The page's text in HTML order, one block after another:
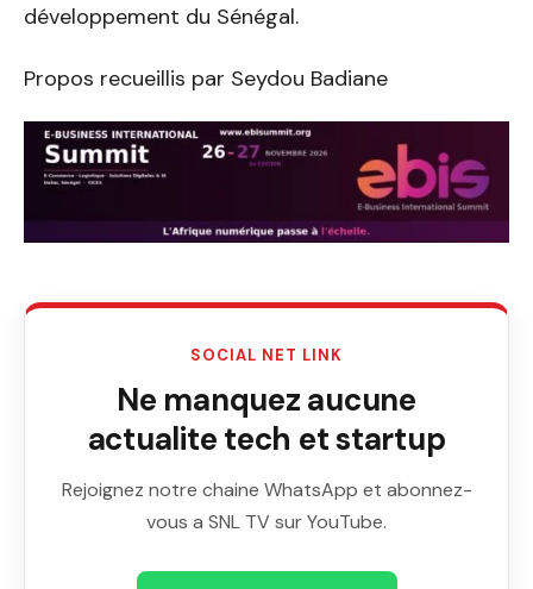
développement du Sénégal.
Propos recueillis par Seydou Badiane
SOCIAL NET LINK
Ne manquez aucune
actualite tech et startup
Rejoignez notre chaine WhatsApp et abonnez-
vous a SNL TV sur YouTube.